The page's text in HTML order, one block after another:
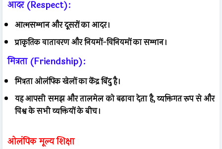
आदर (Respect):
आत्मसम्मान और दूसरों का आदर।
प्राकृतिक वातावरण और नियमों-विनियमों का सम्मान।
मित्रता (Friendship):
मित्रता ओलंपिक खेलों का केंद्र बिंदु है।
यह आपसी समझ और तालमेल को बढ़ावा देता है, व्यक्तिगत रूप से और
विश्व के सभी व्यक्तियों के बीच।
ओलंपिक मूल्य शिक्षा